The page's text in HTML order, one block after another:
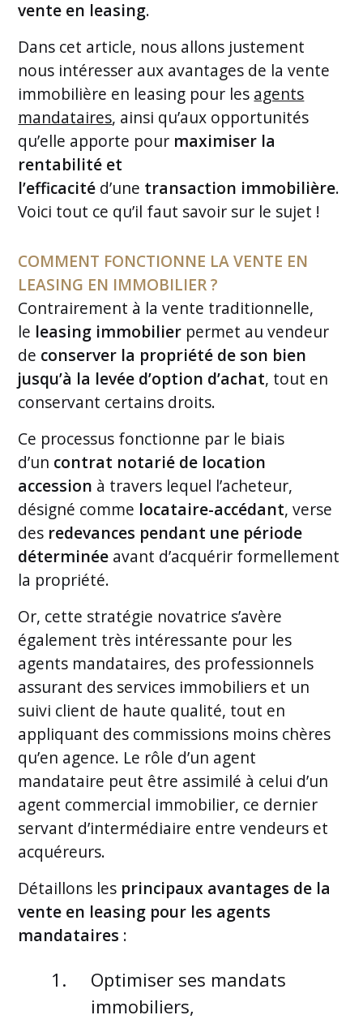
vente en leasing.
Dans cet article, nous allons justement
nous intéresser aux avantages de la vente
immobilière en leasing pour les agents
mandataires, ainsi qu’aux opportunités
qu’elle apporte pour maximiser la
rentabilité et
l’efficacité d’une transaction immobilière.
Voici tout ce qu’il faut savoir sur le sujet !
COMMENT FONCTIONNE LA VENTE EN
LEASING EN IMMOBILIER ?
Contrairement à la vente traditionnelle,
le leasing immobilier permet au vendeur
de conserver la propriété de son bien
jusqu’à la levée d’option d’achat, tout en
conservant certains droits.
Ce processus fonctionne par le biais
d’un contrat notarié de location
accession à travers lequel l’acheteur,
désigné comme locataire-accédant, verse
des redevances pendant une période
déterminée avant d’acquérir formellement
la propriété.
Or, cette stratégie novatrice s’avère
également très intéressante pour les
agents mandataires, des professionnels
assurant des services immobiliers et un
suivi client de haute qualité, tout en
appliquant des commissions moins chères
qu’en agence. Le rôle d’un agent
mandataire peut être assimilé à celui d’un
agent commercial immobilier, ce dernier
servant d’intermédiaire entre vendeurs et
acquéreurs.
Détaillons les principaux avantages de la
vente en leasing pour les agents
mandataires :
Optimiser ses mandats
immobiliers,